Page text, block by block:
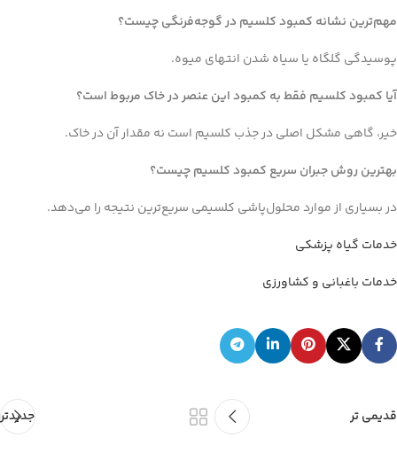
مهم‌ترین نشانه کمبود کلسیم در گوجه‌فرنگی چیست؟
پوسیدگی گلگاه یا سیاه شدن انتهای میوه.
آیا کمبود کلسیم فقط به کمبود این عنصر در خاک مربوط است؟
خیر، گاهی مشکل اصلی در جذب کلسیم است نه مقدار آن در خاک.
بهترین روش جبران سریع کمبود کلسیم چیست؟
در بسیاری از موارد محلول‌پاشی کلسیمی سریع‌ترین نتیجه را می‌دهد.
خدمات گیاه پزشکی
خدمات باغبانی و کشاورزی
جدیدتر قدیمی تر